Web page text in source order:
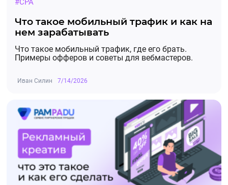
#CPA
Что такое мобильный трафик и как на
нем зарабатывать
Что такое мобильный трафик, где его брать.
Примеры офферов и советы для вебмастеров.
Иван Силин 7/14/2026